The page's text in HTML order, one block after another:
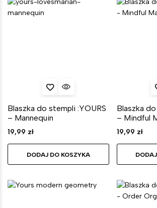
Blaszka do stempli :YOURS
– Mannequin
19,99 zł
DODAJ DO KOSZYKA
Blaszka
– Mindful
19,99 zł